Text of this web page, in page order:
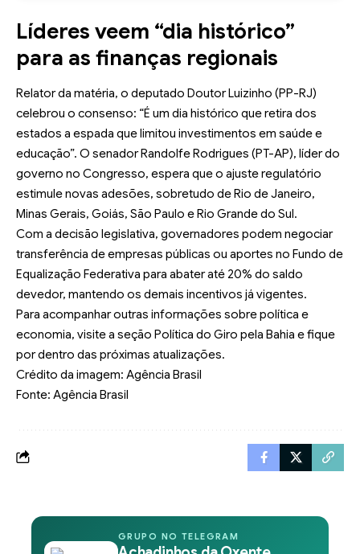
Líderes veem “dia histórico”
para as finanças regionais
Relator da matéria, o deputado Doutor Luizinho (PP-RJ)
celebrou o consenso: “É um dia histórico que retira dos
estados a espada que limitou investimentos em saúde e
educação”. O senador Randolfe Rodrigues (PT-AP), líder do
governo no Congresso, espera que o ajuste regulatório
estimule novas adesões, sobretudo de Rio de Janeiro,
Minas Gerais, Goiás, São Paulo e Rio Grande do Sul.
Com a decisão legislativa, governadores podem negociar
transferência de empresas públicas ou aportes no Fundo de
Equalização Federativa para abater até 20% do saldo
devedor, mantendo os demais incentivos já vigentes.
Para acompanhar outras informações sobre política e
economia, visite a seção Política do Giro pela Bahia e fique
por dentro das próximas atualizações.
Crédito da imagem: Agência Brasil
Fonte: Agência Brasil
GRUPO NO TELEGRAM